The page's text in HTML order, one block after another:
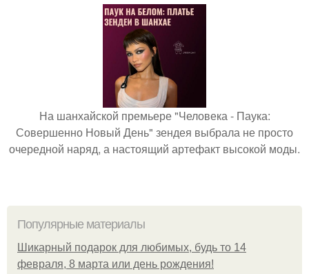
На шанхайской премьере "Человека - Паука:
Совершенно Новый День" зендея выбрала не просто
очередной наряд, а настоящий артефакт высокой моды.
Популярные материалы
Шикарный подарок для любимых, будь то 14
февраля, 8 марта или день рождения!